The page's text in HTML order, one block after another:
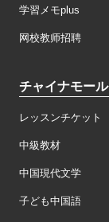
学習メモplus
网校教师招聘
チャイナモール
レッスンチケット
中級教材
中国現代文学
子ども中国語